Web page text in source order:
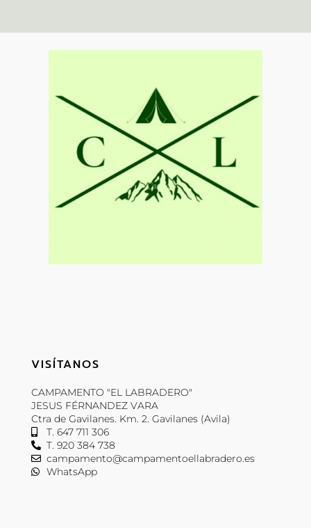
VISÍTANOS
CAMPAMENTO "EL LABRADERO"
JESUS FÉRNANDEZ VARA
Ctra de Gavilanes. Km. 2. Gavilanes (Avila)
T. 647 711 306
T. 920 384 738
campamento@campamentoellabradero.es
WhatsApp